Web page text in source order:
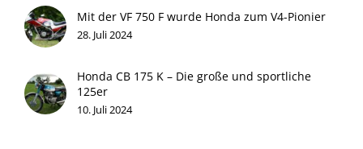
Mit der VF 750 F wurde Honda zum V4-Pionier
28. Juli 2024
Honda CB 175 K – Die große und sportliche
125er
10. Juli 2024